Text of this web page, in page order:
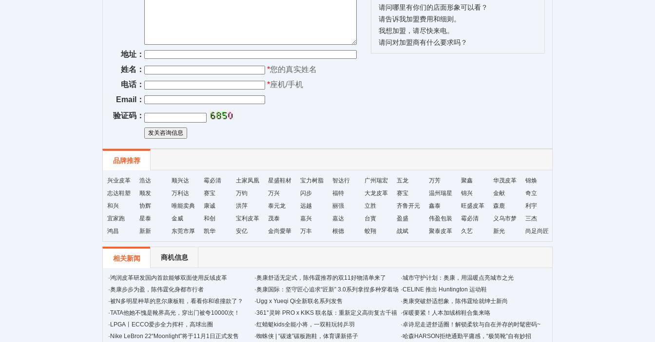
地址：
姓名：
*您的真实姓名
电话：
*座机/手机
Email：
验证码：
请问哪里有你们的店面形象可以看？
请告诉我加盟费用和细则。
我想加盟，请尽快来电。
请问对加盟商有什么要求吗？
品牌推荐
兴业皮革 浩达 顺兴达 霉必清
土家凤凰
十字绣鞋
垫厂
星盛鞋材 宝力树脂 智达行
广州瑞宏
鞋材
五龙 万芳 聚鑫 华茂皮革
锦焕
志达鞋塑
顺发 万利达 赛宝 万钧 万兴 闪步 福特 大龙皮革 赛宝
温州瑞星
鞋材编织
厂
锦兴 金献
奇立
和兴
协辉 唯能卖典 康诚 洪萍 泰元龙 远越 丽强 立胜 齐鲁开元 鑫泰 旺盛皮革 森鹿
利宇
宜家跑
星泰 金威 和创 宝利皮革 茂泰 嘉兴 嘉达 台寳 盈盛 伟盈包装 霉必清
义乌市梦
妮饰品厂
三杰
鸿昌
新新
东莞市厚
街天逸皮
革
凯华 安亿 金尚愛華 万丰 根德 蛟翔 战斌 聚泰皮革 久艺 新光 尚足尚匠
相关新闻 商机信息
·鸿润皮革研发国内首款能够双面使用反绒皮革 ·奥康舒适无定式，陈伟霆推荐的双11好物清单来了 ·城市守护计划：奥康，用温暖点亮城市之光
·奥康步步为盈，陈伟霆化身都市行者 ·奥康国际：坚守匠心追求“匠新” 3.0系列拿捏多种穿着场
景
·CELINE 推出 Huntington 运动鞋
·被N多明星种草的意尔康板鞋，看看你和谁撞款了？ ·Ugg x Yueqi Qi全新联名系列发售 ·奥康突破舒适想象，陈伟霆绘就绅士新尚
·TATA他她不愧是靴界高光，穿出门被夸10000次！ ·361°灵眸 PRO x KIKS 联名版：重新定义高街复古千禧
跑鞋
·保暖要紧！人本加绒棉鞋合集来咯
· LPGA丨ECCO爱步全力挥杆，高球出圈 ·红蜻蜓kids全能小将，一双鞋玩转乒羽 ·卓诗尼走进舒适圈！解锁柔软与自在并存的时髦密码~
· Nike LeBron 22“Moonlight”将于11月1日正式发售 ·蜘蛛侠 | “碳速”碳板跑鞋，体育课新搭子 ·哈森HARSON拒绝通勤平庸感，“极简靴”自有妙招